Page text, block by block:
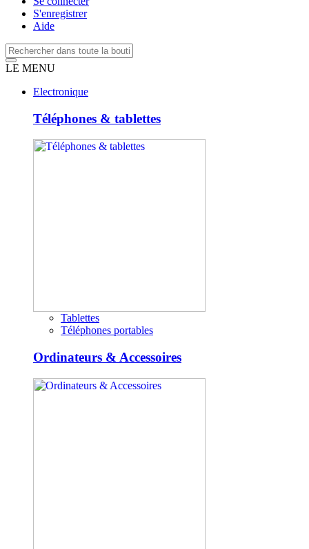
S'enregistrer
Aide
LE MENU
Electronique
Téléphones & tablettes
Tablettes
Téléphones portables
Ordinateurs & Accessoires